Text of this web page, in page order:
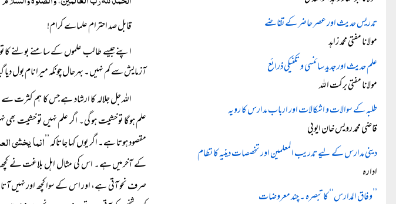
قابل صد احترام علماے کرام!
اپنے جیسے طالب علموں کے سامنے بولنے کا
آزمایش سے کم نہیں۔ بہرحال چونکہ میرا نام
اللہ جل جلالہ کا ارشاد ہے جس کا ہم کثرت
علم ہوگا تو خشیت ہو گی۔ اگر علم نہیں تو خشیت
مقصود ہوتا ہے۔ اگر یوں کہا جاتاکہ ’’ انما یخشی
کے آخرمیں ہے۔ اس کی مثال اہل بلاغت نے
صرف نحو آتی ہے، اور اس کے سوا کچھ اور نہیں
تدریس حدیث اور عصر حاضر کے تقاضے
مولانا مفتی محمد زاہد
علم حدیث اور جدید سائنسی و تکنیکی ذرائع
مولانا مفتی برکت اللہ
طلبہ کے سوالات و اشکالات اور ارباب مدارس کا رویہ
قاضی محمد رویس خان ایوبی
دینی مدارس کے لیے تدریب المعلمین اور تخصصات دینیہ کا نظام
ادارہ
’’وفاق المدارس‘‘ کا تبصرہ ۔ چند معروضات